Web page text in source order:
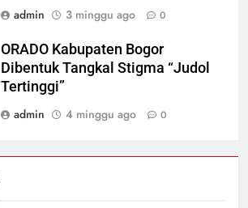
admin
3 minggu ago 0
ORADO Kabupaten Bogor
Dibentuk Tangkal Stigma “Judol
Tertinggi”
admin
4 minggu ago 0